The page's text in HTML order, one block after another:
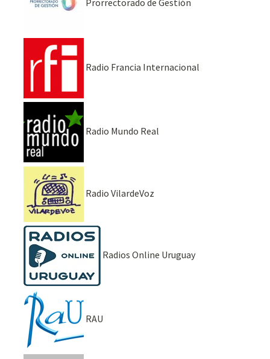
Prorrectorado de Gestión
Radio Francia Internacional
Radio Mundo Real
Radio VilardeVoz
Radios Online Uruguay
RAU